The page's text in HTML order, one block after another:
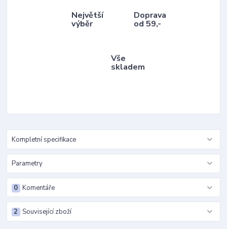
Největší
výběr
Doprava
od 59,-
Vše
skladem
Kompletní specifikace
Parametry
Komentáře
0
Související zboží
2